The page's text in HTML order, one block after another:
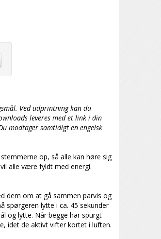
Ved udprintning kan du
leveres med et link i din
modtager samtidigt en engelsk
op, så alle kan høre sig
alle være fyldt med energi.
dem om at gå sammen parvis og
spørgeren lytte i ca. 45 sekunder
og lytte. Når begge har spurgt
idet de aktivt vifter kortet i luften.